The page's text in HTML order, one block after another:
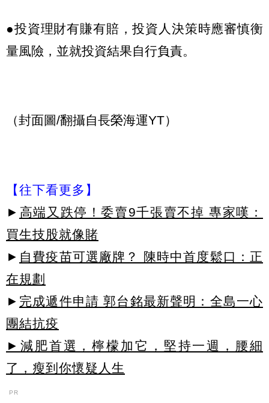
●投資理財有賺有賠，投資人決策時應審慎衡
量風險，並就投資結果自行負責。
（封面圖/翻攝自長榮海運YT）
【往下看更多】
► 高端又跌停！委賣9千張賣不掉 專家嘆：
買生技股就像賭
► 自費疫苗可選廠牌？ 陳時中首度鬆口：正
在規劃
► 完成遞件申請 郭台銘最新聲明：全島一心
團結抗疫
►減肥首選，檸檬加它，堅持一週，腰細
了，瘦到你懷疑人生
PR